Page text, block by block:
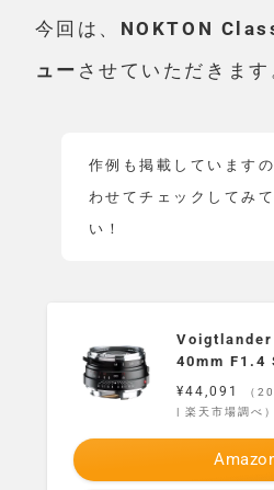
今回は、 NOKTON
ュー させていただきます
作例も掲載しています
わせてチェックしてみ
い！
Voigtlander
40mm F1.4
¥44,091
（
| 楽天市場調べ）